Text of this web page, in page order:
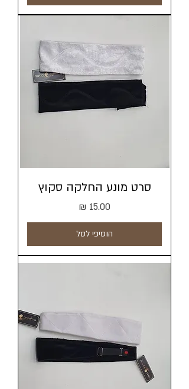
סרט מונע החלקה סקוץ
מחיר
הוסיפי לסל